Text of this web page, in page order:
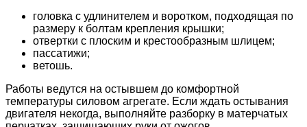
головка с удлинителем и воротком, подходящая по
размеру к болтам крепления крышки;
отвертки с плоским и крестообразным шлицем;
пассатижи;
ветошь.
Работы ведутся на остывшем до комфортной
температуры силовом агрегате. Если ждать остывания
двигателя некогда, выполняйте разборку в матерчатых